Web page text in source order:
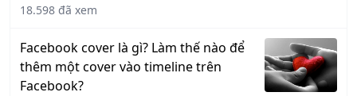
18.598 đã xem
Facebook cover là gì? Làm thế nào để
thêm một cover vào timeline trên
Facebook?